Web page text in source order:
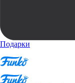
Подарки